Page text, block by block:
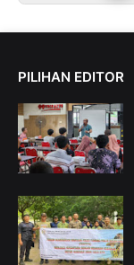
PILIHAN EDITOR